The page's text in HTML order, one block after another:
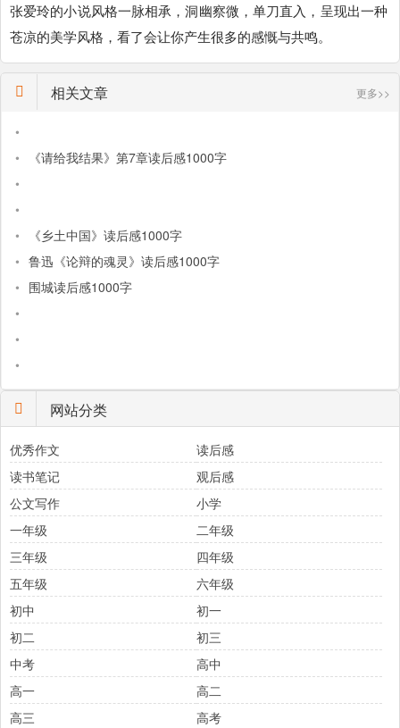
张爱玲的小说风格一脉相承，洞幽察微，单刀直入，呈现出一种
苍凉的美学风格，看了会让你产生很多的感慨与共鸣。
相关文章 更多>>
•
•
《请给我结果》第7章读后感1000字
•
•
•
《乡土中国》读后感1000字
• 鲁迅《论辩的魂灵》读后感1000字
• 围城读后感1000字
•
•
•
网站分类
优秀作文
读后感
读书笔记
观后感
公文写作
小学
一年级
二年级
三年级
四年级
五年级
六年级
初中
初一
初二
初三
中考
高中
高一
高二
高三
高考